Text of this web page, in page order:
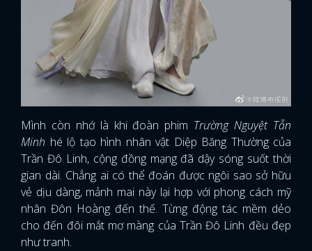
Mình còn nhớ là khi đoàn phim Trường Nguyệt Tẫn
Minh hé lộ tạo hình nhân vật Diệp Băng Thường của
Trần Đô Linh, cộng đồng mạng đã dậy sóng suốt thời
gian dài. Chẳng ai có thể đoán được ngôi sao sở hữu
vẻ dịu dàng, mảnh mai này lại hợp với phong cách mỹ
nhân Đôn Hoàng đến thế. Từng động tác mềm dẻo
cho đến đôi mắt mơ màng của Trần Đô Linh đều đẹp
như tranh.